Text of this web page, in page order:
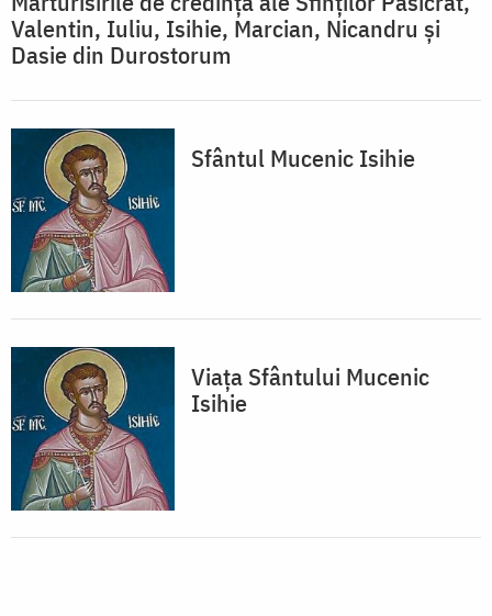
Valentin, Iuliu, Isihie, Marcian, Nicandru și
Dasie din Durostorum
Sfântul Mucenic Isihie
Viața Sfântului Mucenic
Isihie